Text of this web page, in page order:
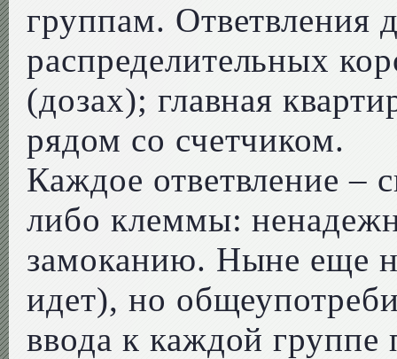
группам. Ответвления
распределительных
(дозах); главная
рядом со счетчиком.
Каждое ответвление –
либо клеммы:
замоканию. Ныне еще
идет), но
ввода к каждой